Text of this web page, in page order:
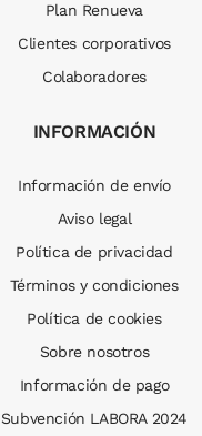
Plan Renueva
Clientes corporativos
Colaboradores
INFORMACIÓN
Información de envío
Aviso legal
Política de privacidad
Términos y condiciones
Política de cookies
Sobre nosotros
Información de pago
Subvención LABORA 2024